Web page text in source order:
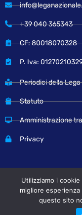
+39 040 365343
CF: 80018070328
P. Iva:
Periodici della
Statuto
Amministrazione
Privacy
©
Utilizziamo i
migliore
questo sito